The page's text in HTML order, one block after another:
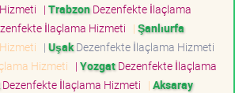
| TrabzonDezenfekte İlaçlama
İlaçlama Hizmeti | Şanlıurfa
| UşakDezenfekte İlaçlama Hizmeti
Hizmeti | YozgatDezenfekte İlaçlama
Dezenfekte İlaçlama Hizmeti | Aksaray